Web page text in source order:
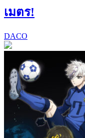
เมตร!
DACO